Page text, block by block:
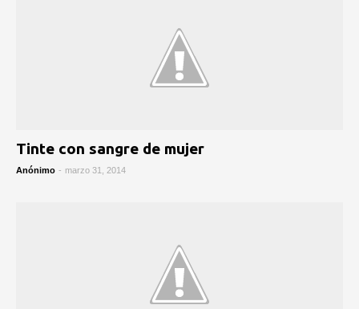
Tinte con sangre de mujer
Anónimo - marzo 31, 2014